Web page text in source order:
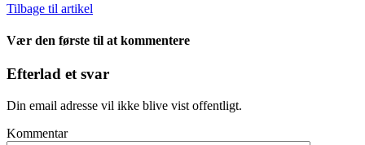
Tilbage til artikel
Vær den første til at kommentere
Efterlad et svar
Din email adresse vil ikke blive vist offentligt.
Kommentar